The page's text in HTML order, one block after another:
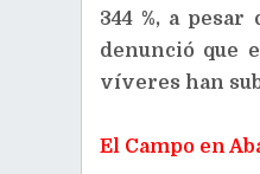
344 %, a
denunció que
víveres han
El Campo en